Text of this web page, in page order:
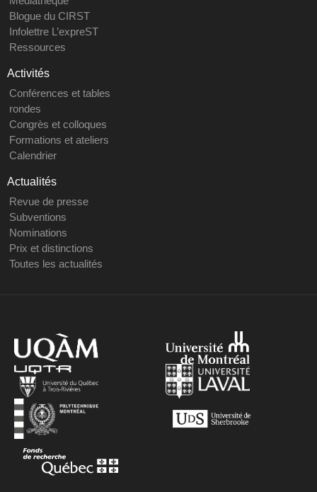
Blogue du CIRST
Infolettre L’expreST
Ressources
Activités
Conférences et tables
rondes
Congrès et colloques
Formations et ateliers
Calendrier
Actualités
Revue de presse
Subventions
Nominations
Prix et distinctions
Toutes les actualités